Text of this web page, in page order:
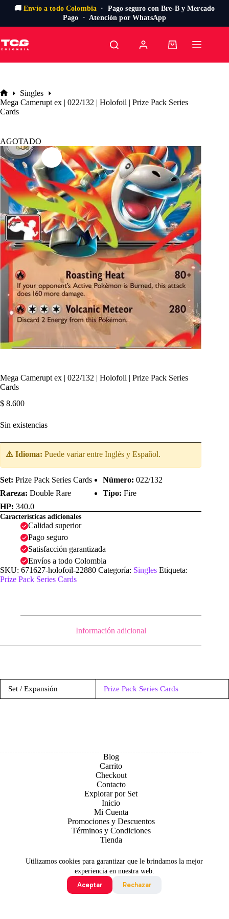
🚚Envío a todo Colombia · Pago seguro con Bre-B y Mercado
Pago · Atención por WhatsApp
al
contenido
Utilizamos cookies para garantizar que le brindamos la mejor
experiencia en nuestra web.
Aceptar
Rechazar
Carro
Inicio
Singles
Mega Camerupt ex | 022/132 | Holofoil | Prize Pack Series
Cards
AGOTADO
Mega Camerupt ex | 022/132 | Holofoil | Prize Pack Series
Cards
$ 8.600
Sin existencias
⚠️ Idioma: Puede variar entre Inglés y Español.
Set: Prize Pack Series Cards Número: 022/132
Rareza: Double Rare Tipo: Fire
HP: 340.0
Características adicionales
Calidad superior
Pago seguro
Satisfacción garantizada
Envíos a todo Colombia
SKU: 671627-holofoil-22880 Categoría: Singles Etiqueta:
Prize Pack Series Cards
Información adicional
Set / Expansión Prize Pack Series Cards
Blog
Carrito
Checkout
Contacto
Explorar por Set
Inicio
Mi Cuenta
Promociones y Descuentos
Términos y Condiciones
Tienda
Todo contenido original es sujeto de Copyright © 2026 TCG